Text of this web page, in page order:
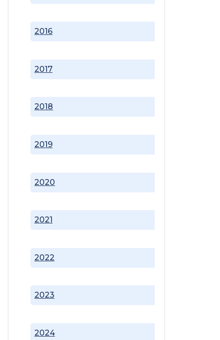
2016
2017
2018
2019
2020
2021
2022
2023
2024